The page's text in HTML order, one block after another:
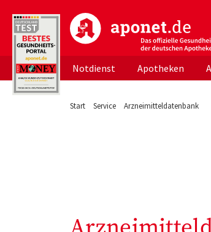
aponet.de - Das offizielle
Notdienst Apotheken
Start Service Arzneimitteldatenbank